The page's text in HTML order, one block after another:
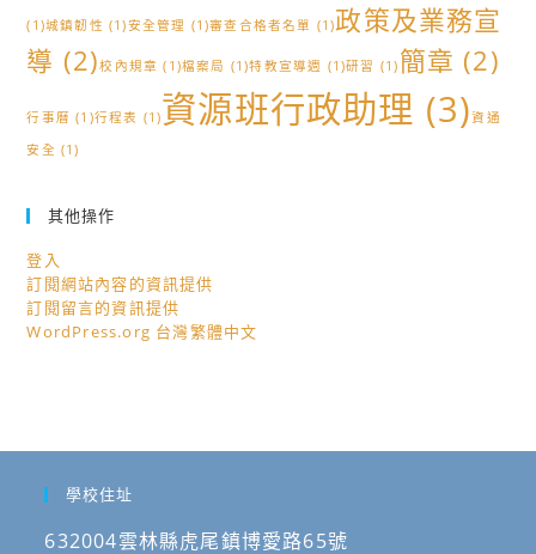
(1)城鎮韌性 (1)安全管理 (1)審查合格者名單 (1)政策及業務宣
導 (2)校內規章 (1)檔案局 (1)特教宣導週 (1)研習 (1) 簡章 (2)
行事曆 (1)行程表 (1)資源班行政助理 (3)資通
安全 (1)
其他操作
登入
訂閱網站內容的資訊提供
訂閱留言的資訊提供
WordPress.org 台灣繁體中文
學校住址
632004雲林縣虎尾鎮博愛路65號